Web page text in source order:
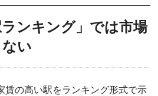
ランキング」では市場
い
賃の高い駅をランキング形式で示